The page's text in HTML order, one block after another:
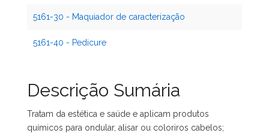
5161-30 - Maquiador de caracterização
5161-40 - Pedicure
Descrição Sumária
Tratam da estética e saúde e aplicam produtos
químicos para ondular, alisar ou coloriros cabelos;